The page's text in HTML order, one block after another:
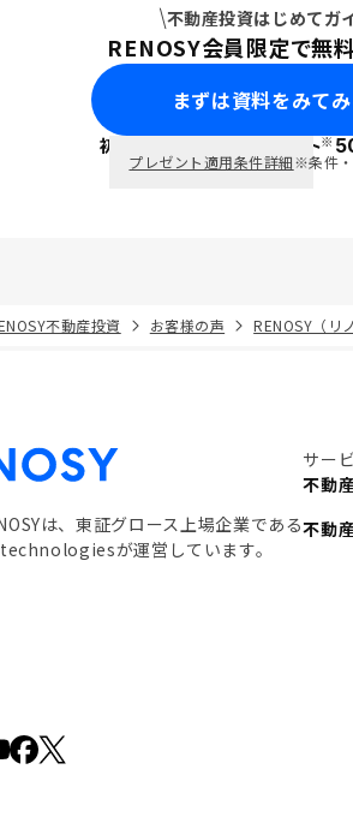
不動産投資はじめてガ
RENOSY会員限定で無
まずは資料をみて
初回面談で ポイント※
プレゼント適用条件詳細※条件
不動産投資 お客様の声 RENOSY（リ
は、東証グロース上場企業である
が運営しています。
サー
不動
不動